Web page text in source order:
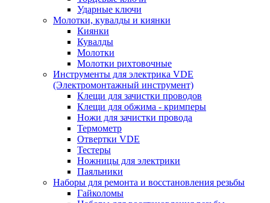
Ударные ключи
Молотки, кувалды и киянки
Киянки
Кувалды
Молотки
Молотки рихтовочные
Инструменты для электрика VDE
(Электромонтажный инструмент)
Клещи для зачистки проводов
Клещи для обжима - кримперы
Ножи для зачистки провода
Термометр
Отвертки VDE
Тестеры
Ножницы для электрики
Паяльники
Наборы для ремонта и восстановления резьбы
Гайколомы